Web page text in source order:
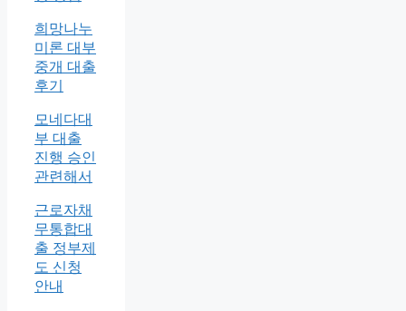
희망나누
미론 대부
중개 대출
후기
모네다대
부 대출
진행 승인
관련해서
근로자채
무통합대
출 정부제
도 신청
안내